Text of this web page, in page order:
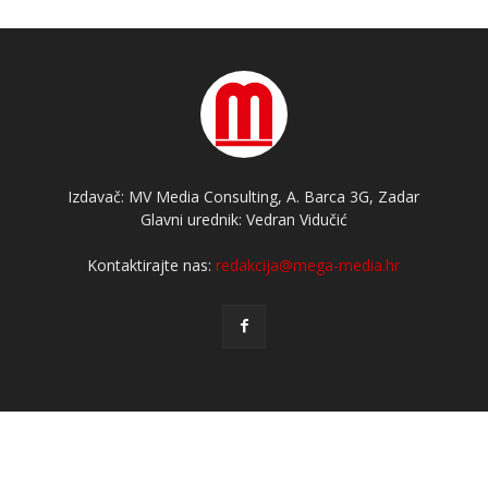
Izdavač: MV Media Consulting, A. Barca 3G, Zadar
Glavni urednik: Vedran Vidučić
Kontaktirajte nas:redakcija@mega-media.hr